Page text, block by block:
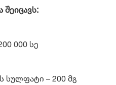
შეიცავს:
000 სე
სულფატი – 200 მგ